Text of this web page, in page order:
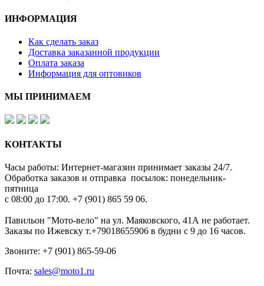
ИНФОРМАЦИЯ
Как сделать заказ
Доставка заказанной продукции
Оплата заказа
Информация для оптовиков
МЫ ПРИНИМАЕМ
КОНТАКТЫ
Часы работы: Интернет-магазин принимает заказы 24/7.
Обработка заказов и отправка посылок: понедельник-
пятница
с 08:00 до 17:00. +7 (901) 865 59 06.
Павильон "Мото-вело" на ул. Маяковского, 41А не работает.
Заказы по Ижевску т.+79018655906 в будни с 9 до 16 часов.
Звоните: +7 (901) 865-59-06
Почта: sales@moto1.ru